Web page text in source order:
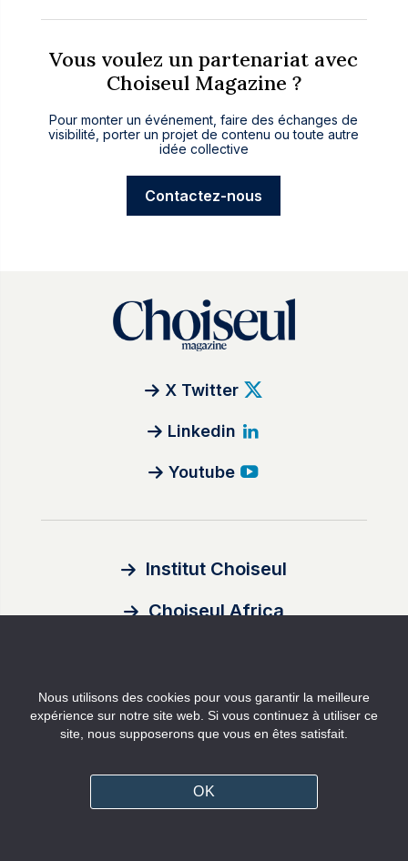
Vous voulez un partenariat avec
Choiseul Magazine ?
Pour monter un événement, faire des échanges de
visibilité, porter un projet de contenu ou toute autre
idée collective
Contactez-nous
X Twitter
Linkedin
Youtube
Institut Choiseul
Choiseul Africa
Auteurs
Mentions légales
Nous utilisons des cookies pour vous garantir la meilleure
expérience sur notre site web. Si vous continuez à utiliser ce
site, nous supposerons que vous en êtes satisfait.
OK